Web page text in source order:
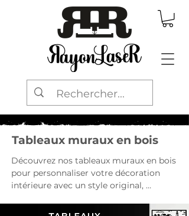
Tableaux muraux en bois
Découvrez nos tableaux muraux en bois
pour personnaliser votre décoration
intérieure avec un style original,
paysages, véhicules, sport, cinéma,